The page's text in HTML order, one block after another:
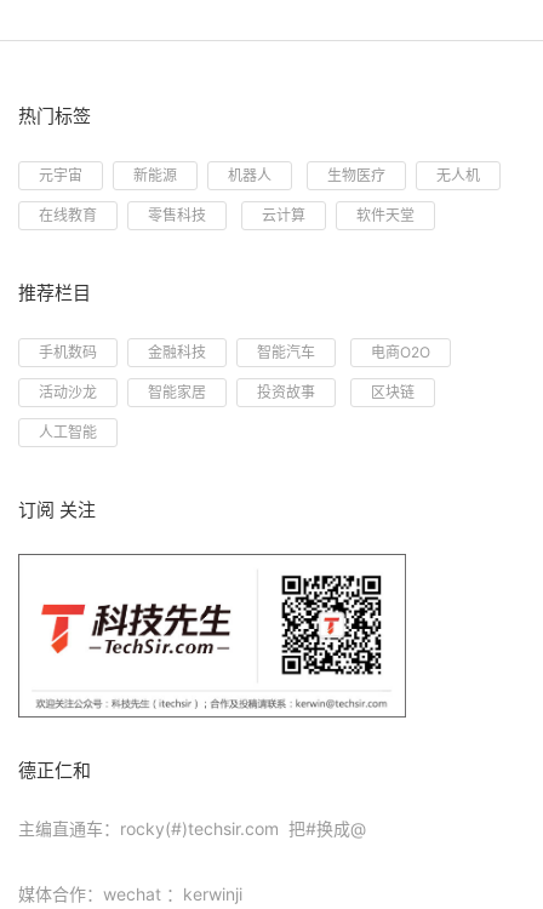
热门标签
元宇宙 新能源 机器人 生物医疗 无人机
在线教育 零售科技 云计算 软件天堂
推荐栏目
手机数码 金融科技 智能汽车 电商O2O
活动沙龙 智能家居 投资故事 区块链
人工智能
订阅 关注
德正仁和
主编直通车：rocky(#)techsir.com 把#换成@
媒体合作：wechat ：kerwinji